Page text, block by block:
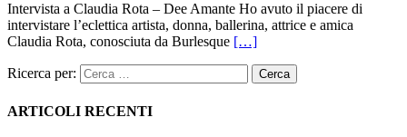
Intervista a Claudia Rota – Dee Amante Ho avuto il piacere di
intervistare l’eclettica artista, donna, ballerina, attrice e amica
Claudia Rota, conosciuta da Burlesque […]
Ricerca per:
ARTICOLI RECENTI